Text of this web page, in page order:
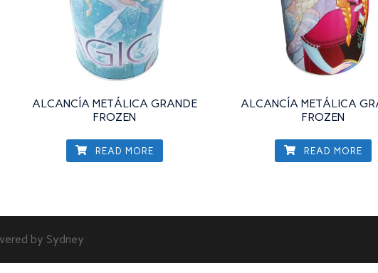
ALCANCÍA METÁLICA GRANDE
FROZEN
READ MORE
ALCANCÍA METÁLICA
FROZEN
READ MORE
by Sydney